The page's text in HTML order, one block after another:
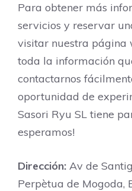
Para obtener más
servicios y reservar
visitar nuestra página
toda la información
contactarnos
oportunidad de
Sasori Ryu SL tiene
esperamos!
Dirección: Av de
Perpètua de Mogoda,